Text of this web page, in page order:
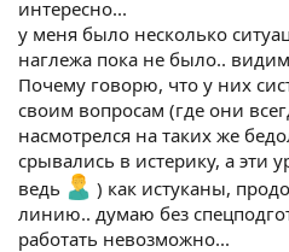
интересно...
у меня было несколько
наглежа пока не было..
Почему говорю, что у них
своим вопросам (где они
насмотрелся на таких же
срывались в истерику, а эти
ведь
) как истуканы,
линию.. думаю без
работать невозможно...